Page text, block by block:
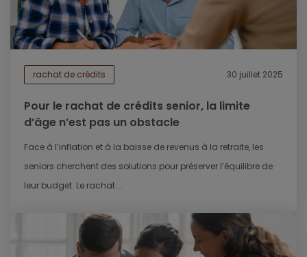
rachat de crédits 30 juillet 2025
Pour le rachat de crédits senior, la limite
d’âge n’est pas un obstacle
Face à l’inflation et à la baisse de revenus à la retraite, les
seniors cherchent des solutions pour préserver l’équilibre de
leur budget. Le rachat...